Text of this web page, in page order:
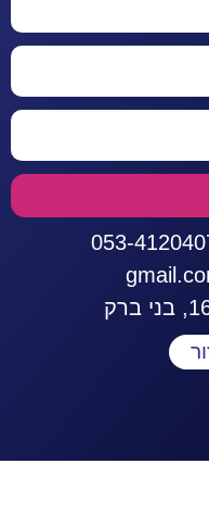
053-